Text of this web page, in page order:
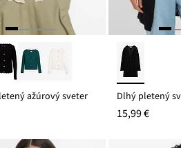
ažúrový sveter
15,99 €